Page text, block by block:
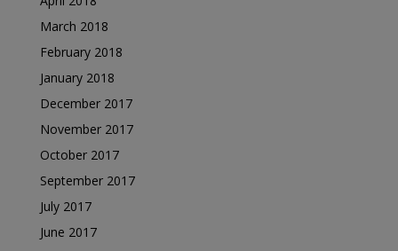
March 2018
February 2018
January 2018
December 2017
November 2017
October 2017
September 2017
July 2017
June 2017